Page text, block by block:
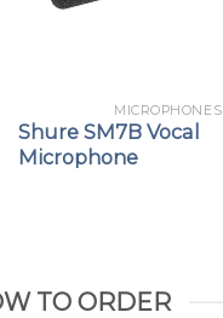
MICROPHONES
Shure SM7B Vocal
Microphone
TO ORDER